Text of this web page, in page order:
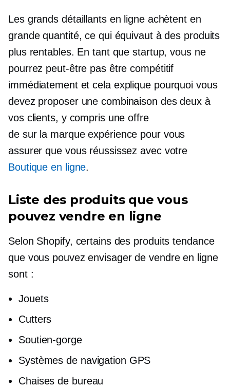
Les grands détaillants en ligne achètent en
grande quantité, ce qui équivaut à des produits
plus rentables. En tant que startup, vous ne
pourrez peut-être pas être compétitif
immédiatement et cela explique pourquoi vous
devez proposer une combinaison des deux à
vos clients, y compris une offre
de sur la marqueexpérience pour vous
assurer que vous réussissez avec votre
Boutique en ligne.
Liste des produits que vous
pouvez vendre en ligne
Selon Shopify, certains des produits tendance
que vous pouvez envisager de vendre en ligne
sont :
Jouets
Cutters
Soutien-gorge
Systèmes de navigation GPS
Chaises de bureau